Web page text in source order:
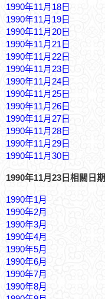
1990年11月18日
1990年11月19日
1990年11月20日
1990年11月21日
1990年11月22日
1990年11月23日
1990年11月24日
1990年11月25日
1990年11月26日
1990年11月27日
1990年11月28日
1990年11月29日
1990年11月30日
1990年11月23日相關日期
1990年1月
1990年2月
1990年3月
1990年4月
1990年5月
1990年6月
1990年7月
1990年8月